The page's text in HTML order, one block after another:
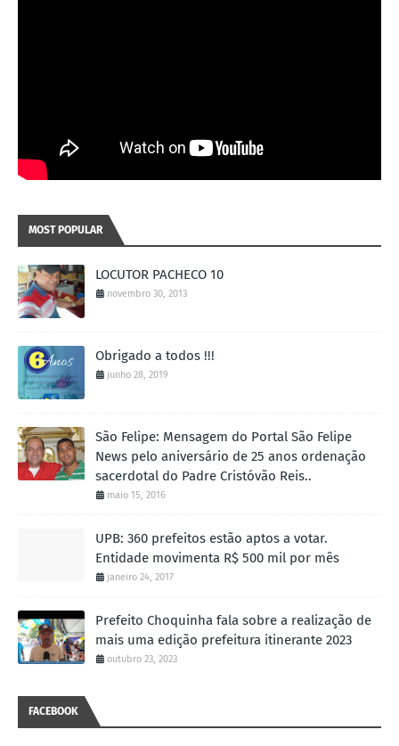
MOST POPULAR
LOCUTOR PACHECO 10
novembro 30, 2013
Obrigado a todos !!!
junho 28, 2019
São Felipe: Mensagem do Portal São Felipe
News pelo aniversário de 25 anos ordenação
sacerdotal do Padre Cristóvão Reis..
maio 15, 2016
UPB: 360 prefeitos estão aptos a votar.
Entidade movimenta R$ 500 mil por mês
janeiro 24, 2017
Prefeito Choquinha fala sobre a realização de
mais uma edição prefeitura itinerante 2023
outubro 23, 2023
FACEBOOK